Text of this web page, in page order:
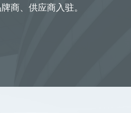
商、供应商入驻。